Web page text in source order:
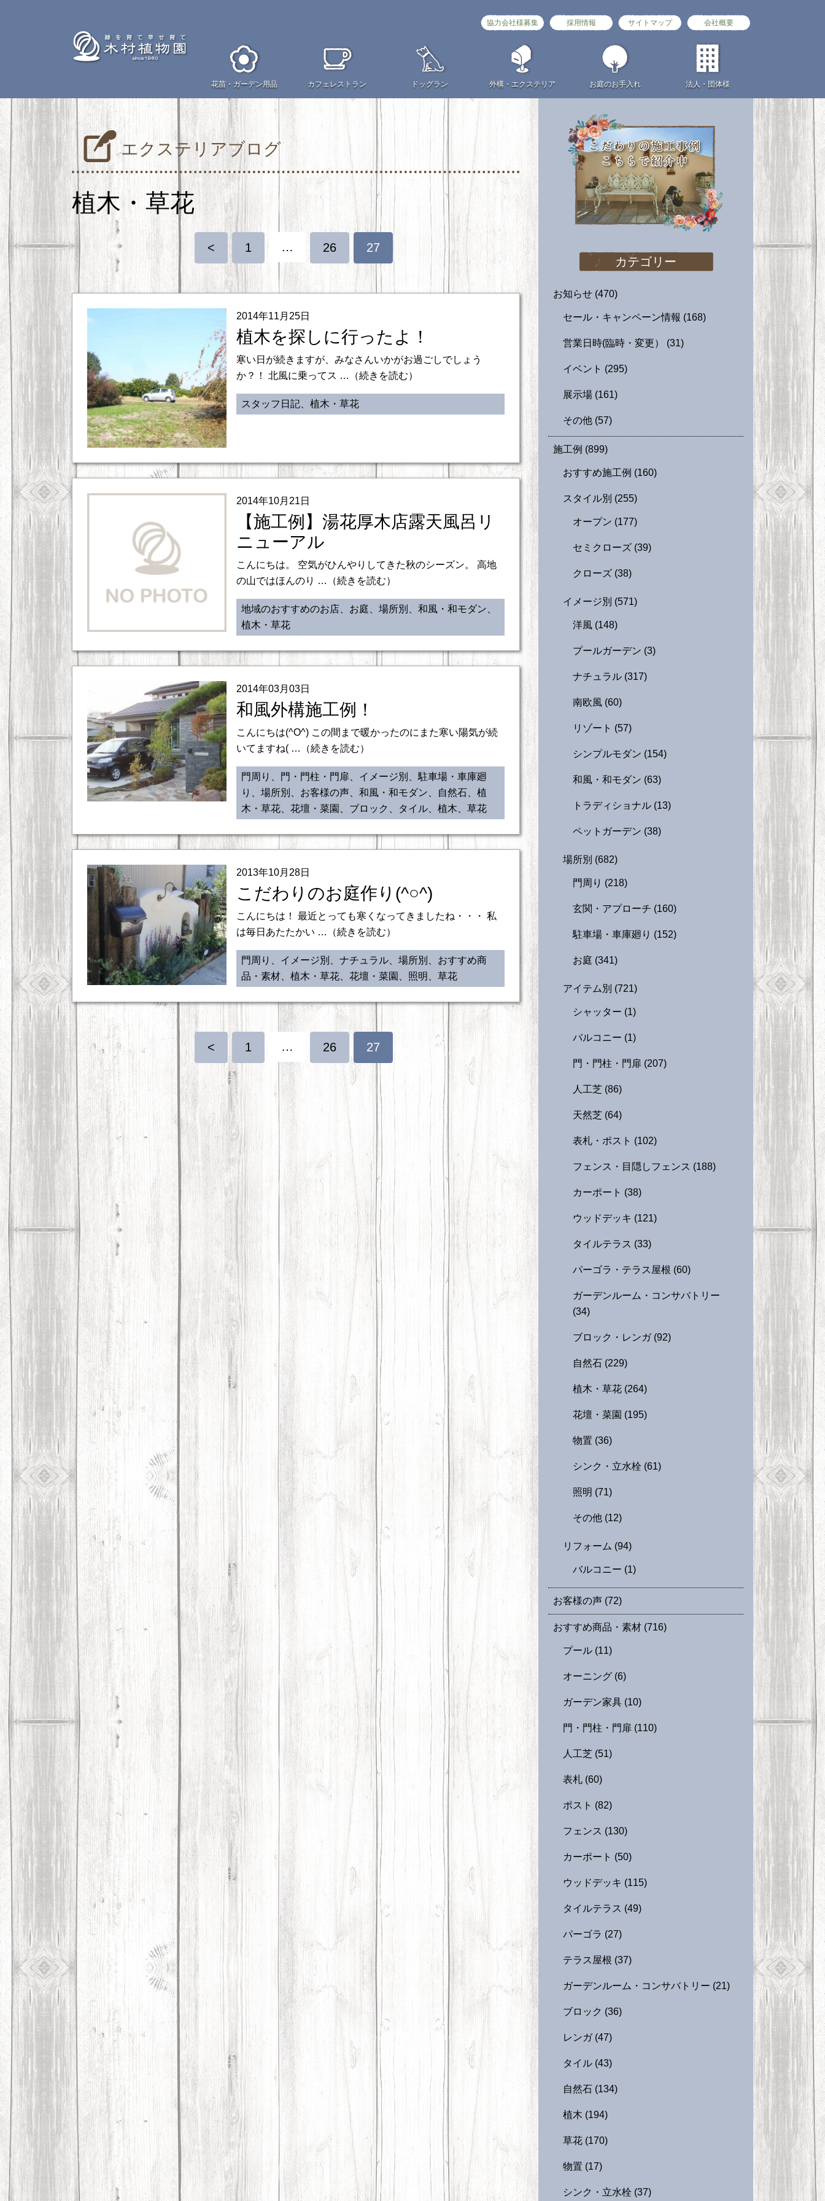
花苗・ ガーデン用品 カフェ レストラン ドッグラン 外構・ エクステリア お庭のお手入れ 法人・団体様
協力会社様募集 採用情報 サイトマップ 会社概要
エクステリアブログ
植木・草花
< 1 … 26 27
2014年11月25日
植木を探しに行ったよ！
寒い日が続きますが、みなさんいかがお過ごしでしょう
か？！ 北風に乗ってス …（続きを読む）
スタッフ日記、植木・草花
2014年10月21日
【施工例】湯花厚木店露天風呂リ
ニューアル
こんにちは。 空気がひんやりしてきた秋のシーズン。 高地
の山ではほんのり …（続きを読む）
地域のおすすめのお店、お庭、場所別、和風・和モダン、
植木・草花
2014年03月03日
和風外構施工例！
こんにちは(^O^) この間まで暖かったのにまた寒い陽気が続
いてますね( …（続きを読む）
門周り、門・門柱・門扉、イメージ別、駐車場・車庫廻
り、場所別、お客様の声、和風・和モダン、自然石、植
木・草花、花壇・菜園、ブロック、タイル、植木、草花
2013年10月28日
こだわりのお庭作り(^○^)
こんにちは！ 最近とっても寒くなってきましたね・・・ 私
は毎日あたたかい …（続きを読む）
門周り、イメージ別、ナチュラル、場所別、おすすめ商
品・素材、植木・草花、花壇・菜園、照明、草花
< 1 … 26 27
カテゴリー
お知らせ (470)
セール・キャンペーン情報 (168)
営業日時(臨時・変更） (31)
イベント (295)
展示場 (161)
その他 (57)
施工例 (899)
おすすめ施工例 (160)
スタイル別 (255)
オープン (177)
セミクローズ (39)
クローズ (38)
イメージ別 (571)
洋風 (148)
プールガーデン (3)
ナチュラル (317)
南欧風 (60)
リゾート (57)
シンプルモダン (154)
和風・和モダン (63)
トラディショナル (13)
ペットガーデン (38)
場所別 (682)
門周り (218)
玄関・アプローチ (160)
駐車場・車庫廻り (152)
お庭 (341)
アイテム別 (721)
シャッター (1)
バルコニー (1)
門・門柱・門扉 (207)
人工芝 (86)
天然芝 (64)
表札・ポスト (102)
フェンス・目隠しフェンス (188)
カーポート (38)
ウッドデッキ (121)
タイルテラス (33)
パーゴラ・テラス屋根 (60)
ガーデンルーム・コンサバトリー
(34)
ブロック・レンガ (92)
自然石 (229)
植木・草花 (264)
花壇・菜園 (195)
物置 (36)
シンク・立水栓 (61)
照明 (71)
その他 (12)
リフォーム (94)
バルコニー (1)
お客様の声 (72)
おすすめ商品・素材 (716)
プール (11)
オーニング (6)
ガーデン家具 (10)
門・門柱・門扉 (110)
人工芝 (51)
表札 (60)
ポスト (82)
フェンス (130)
カーポート (50)
ウッドデッキ (115)
タイルテラス (49)
パーゴラ (27)
テラス屋根 (37)
ガーデンルーム・コンサバトリー (21)
ブロック (36)
レンガ (47)
タイル (43)
自然石 (134)
植木 (194)
草花 (170)
物置 (17)
シンク・立水栓 (37)